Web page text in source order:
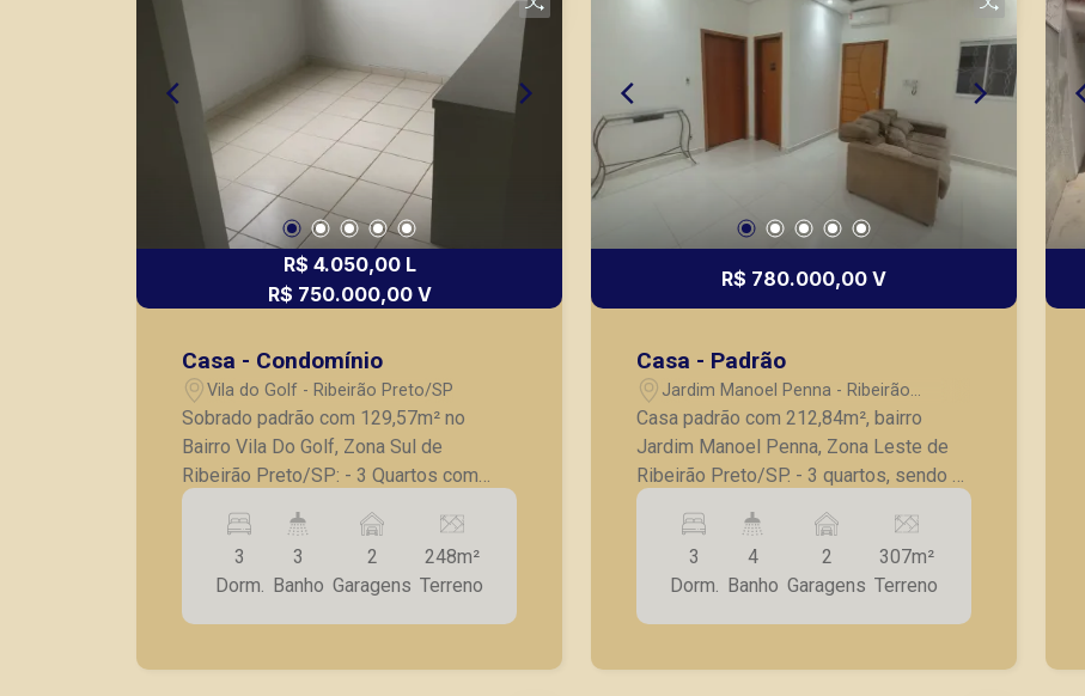
R$ 4.050,00 L
R$ 750.000,00 V
Casa - Condomínio
Vila do Golf - Ribeirão Preto/SP
Sobrado padrão com 129,57m² no
Bairro Vila Do Golf, Zona Sul de
Ribeirão Preto/SP: - 3 Quartos com
armários, sendo 1 suíte; - Banheiro
social completo; - Sala para 3
ambientes; - Cozinha com armários
planejados; - Lavanderia; - Varanda
gourmet com churrasqueira; - Piso frio;
objetivo atender seus clientes com
3
Dorm.
3
Banho
2
Garagens
248m²
Terreno
R$ 780.000,00 V
Casa - Padrão
Jardim Manoel Penna - Ribeirão
Preto/SP
Casa padrão com 212,84m², bairro
Jardim Manoel Penna, Zona Leste de
Ribeirão Preto/SP. - 3 quartos, sendo 1
suíte com closet; - Banheiro social; -
Lavabo; - Sala para 2 ambientes; -
Cozinha planejada; - Área de serviço; -
Despensa; - Área gourmet; - Banheiro
externo; - Jacuzzi; - 2 vagas de
objetivo atender seus clientes com
3
Dorm.
4
Banho
2
Garagens
307m²
Terreno